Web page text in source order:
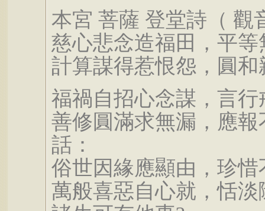
本宮 菩薩 登堂詩（ 觀
慈心悲念造福田，平
計算謀得惹恨怨，圓
福禍自招心念謀，言
善修圓滿求無漏，應
話：
俗世因緣應顯由，珍
萬般喜惡自心就，恬